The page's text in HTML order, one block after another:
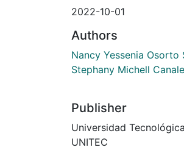
2022-10-01
Authors
Nancy Yessenia Osorto
Stephany Michell
Publisher
Universidad
UNITEC